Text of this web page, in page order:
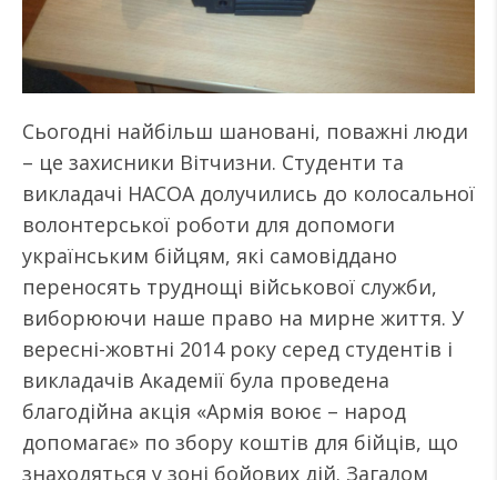
Сьогодні найбільш шановані, поважні люди
– це захисники Вітчизни. Студенти та
викладачі НАСОА долучились до колосальної
волонтерської роботи для допомоги
українським бійцям, які самовіддано
переносять труднощі військової служби,
виборюючи наше право на мирне життя. У
вересні-жовтні 2014 року серед студентів і
викладачів Академії була проведена
благодійна акція «Армія воює – народ
допомагає» по збору коштів для бійців, що
знаходяться у зоні бойових дій. Загалом